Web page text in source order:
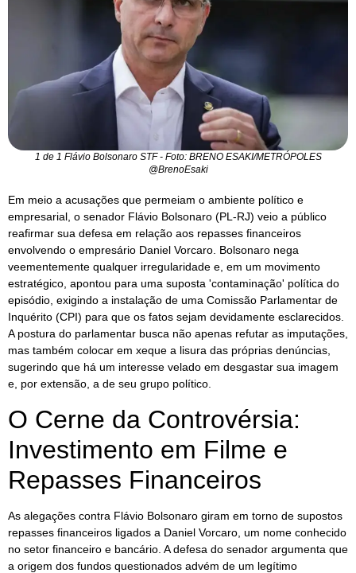
1 de 1 Flávio Bolsonaro STF - Foto: BRENO ESAKI/METRÓPOLES
@BrenoEsaki
Em meio a acusações que permeiam o ambiente político e
empresarial, o senador Flávio Bolsonaro (PL-RJ) veio a público
reafirmar sua defesa em relação aos repasses financeiros
envolvendo o empresário Daniel Vorcaro. Bolsonaro nega
veementemente qualquer irregularidade e, em um movimento
estratégico, apontou para uma suposta 'contaminação' política do
episódio, exigindo a instalação de uma Comissão Parlamentar de
Inquérito (CPI) para que os fatos sejam devidamente esclarecidos.
A postura do parlamentar busca não apenas refutar as imputações,
mas também colocar em xeque a lisura das próprias denúncias,
sugerindo que há um interesse velado em desgastar sua imagem
e, por extensão, a de seu grupo político.
O Cerne da Controvérsia:
Investimento em Filme e
Repasses Financeiros
As alegações contra Flávio Bolsonaro giram em torno de supostos
repasses financeiros ligados a Daniel Vorcaro, um nome conhecido
no setor financeiro e bancário. A defesa do senador argumenta que
a origem dos fundos questionados advém de um legítimo